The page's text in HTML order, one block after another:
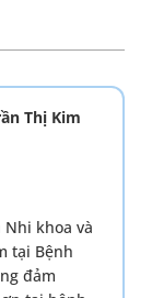
Thị Kim
Nhi khoa và
tại Bệnh
đảm